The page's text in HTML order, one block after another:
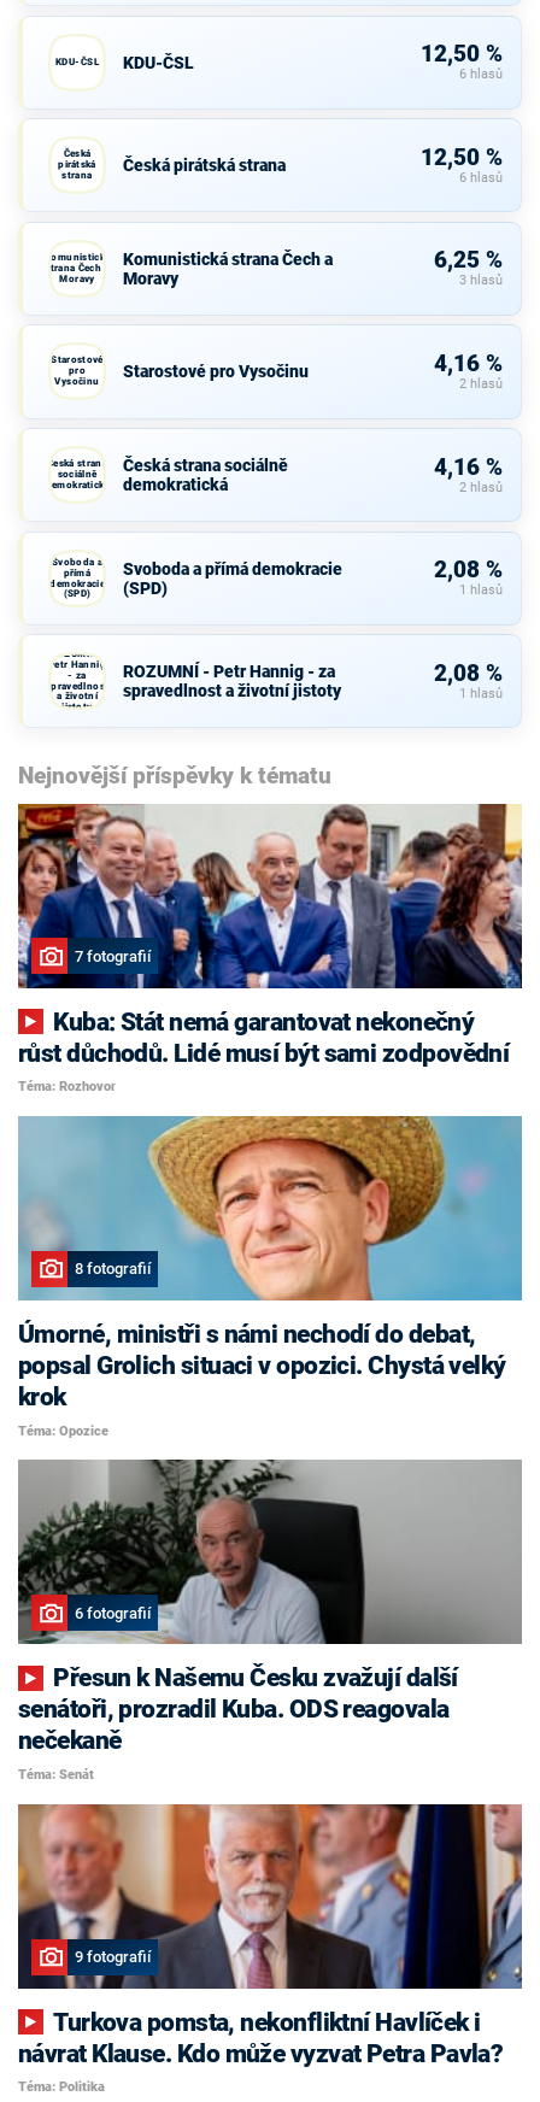
KDU-ČSL KDU-ČSL 12,50 %
6 hlasů
Česká
pirátská
strana
Česká pirátská strana 12,50 %
6 hlasů
Komunistická
strana Čech a
Moravy
Komunistická strana Čech a
Moravy
6,25 %
3 hlasů
Starostové
pro
Vysočinu
Starostové pro Vysočinu 4,16 %
2 hlasů
Česká strana
sociálně
demokratická
Česká strana sociálně
demokratická
4,16 %
2 hlasů
Svoboda a
přímá
demokracie
(SPD)
Svoboda a přímá demokracie
(SPD)
2,08 %
1 hlasů
ROZUMNÍ -
Petr Hannig
- za
spravedlnost
a životní
jistoty
ROZUMNÍ - Petr Hannig - za
spravedlnost a životní jistoty
2,08 %
1 hlasů
Nejnovější příspěvky k tématu
7 fotografií
růst důchodů. Lidé musí být sami zodpovědní
Téma: Rozhovor
8 fotografií
Úmorné, ministři s námi nechodí do debat,
popsal Grolich situaci v opozici. Chystá velký
krok
Téma: Opozice
6 fotografií
senátoři, prozradil Kuba. ODS reagovala
nečekaně
Téma: Senát
9 fotografií
Turkova pomsta, nekonfliktní Havlíček i
návrat Klause. Kdo může vyzvat Petra Pavla?
Téma: Politika